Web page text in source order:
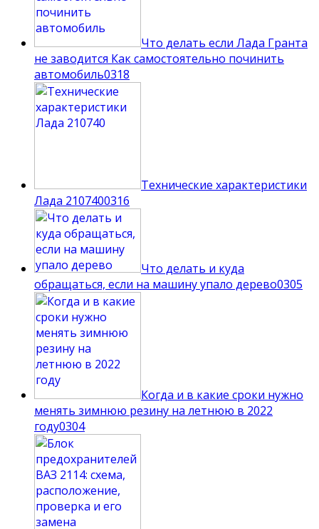
Что делать если Лада Гранта
не заводится Как самостоятельно починить
автомобиль0318
Технические характеристики
Лада 2107400316
Что делать и куда
обращаться, если на машину упало дерево0305
Когда и в какие сроки нужно
менять зимнюю резину на летнюю в 2022
году0304